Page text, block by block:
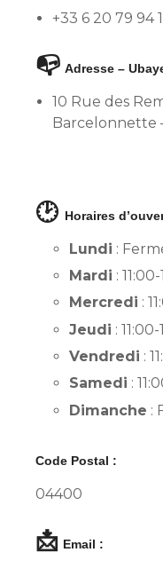
+33 6 20 79 94
📭 Adresse –
10 Rue des
Barcelonnette
🕑 Horaires
Lundi :
Mardi :
Mercredi :
Jeudi :
Vendredi :
Samedi :
Dimanche :
Code Postal :
04400
📩 Email :